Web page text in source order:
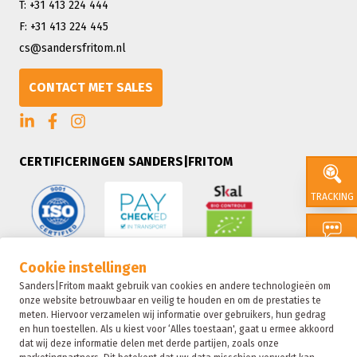
Cookie instellingen
Sanders|Fritom maakt gebruik van cookies en andere technologieën om
onze website betrouwbaar en veilig te houden en om de prestaties te
meten. Hiervoor verzamelen wij informatie over gebruikers, hun gedrag
en hun toestellen. Als u kiest voor ‘Alles toestaan', gaat u ermee akkoord
dat wij deze informatie delen met derde partijen, zoals onze
TRACKING
SALES
T: +31 413 224 444
F: +31 413 224 445
cs@sandersfritom.nl
CONTACT MET SALES
CERTIFICERINGEN SANDERS|FRITOM